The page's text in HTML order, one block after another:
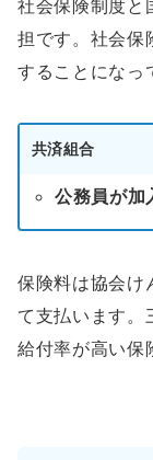
社会保険制度と
担です。社会保
することになっ
共済組合
公務員が加
保険料は協会け
て支払います。
給付率が高い保